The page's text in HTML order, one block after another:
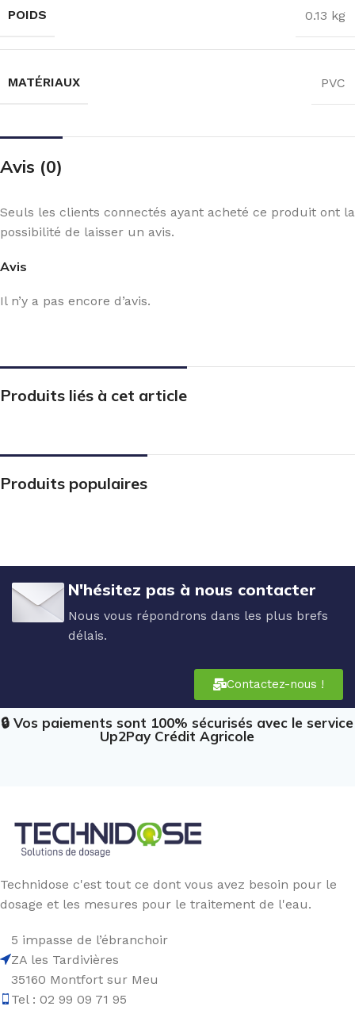
POIDS 0.13 kg
MATÉRIAUX PVC
Avis (0)
Avis
Il n’y a pas encore d’avis.
Seuls les clients connectés ayant acheté ce produit ont la
possibilité de laisser un avis.
Produits liés à cet article
Produits populaires
N'hésitez pas à nous contacter
Nous vous répondrons dans les plus brefs
délais.
Contactez-nous !
🔒 Vos paiements sont 100% sécurisés avec le service
Up2Pay Crédit Agricole
Technidose c'est tout ce dont vous avez besoin pour le
dosage et les mesures pour le traitement de l'eau.
5 impasse de l’ébranchoir
ZA les Tardivières
35160 Montfort sur Meu
Tel : 02 99 09 71 95